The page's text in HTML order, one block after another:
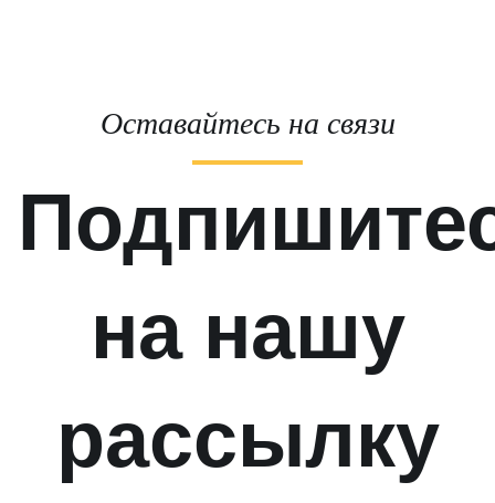
Оставайтесь на связи
на нашу
рассылку